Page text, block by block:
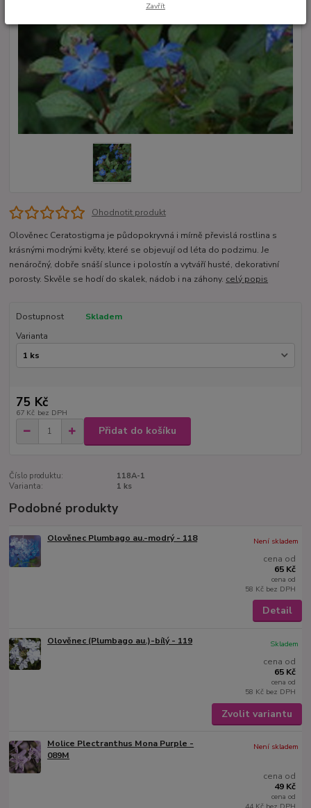
Ohodnotit produkt
Olověnec Ceratostigma je půdopokryvná i mírně převislá rostlina s
krásnými modrými květy, které se objevují od léta do podzimu. Je
nenáročný, dobře snáší slunce i polostín a vytváří husté, dekorativní
porosty. Skvěle se hodí do skalek, nádob i na záhony. celý popis
Dostupnost
Skladem
Varianta
75 Kč
67 Kč bez DPH
Přidat do košíku
Číslo produktu:
118A-1
Varianta:
1 ks
Podobné produkty
Olověnec Plumbago au.-modrý - 118
cena od
65 Kč
cena od
58 Kč bez DPH
Není skladem
Detail
Olověnec (Plumbago au.)-bílý - 119
cena od
65 Kč
cena od
58 Kč bez DPH
Skladem
Zvolit variantu
Molice Plectranthus Mona Purple -
089M
cena od
49 Kč
cena od
Není skladem
Zavřít